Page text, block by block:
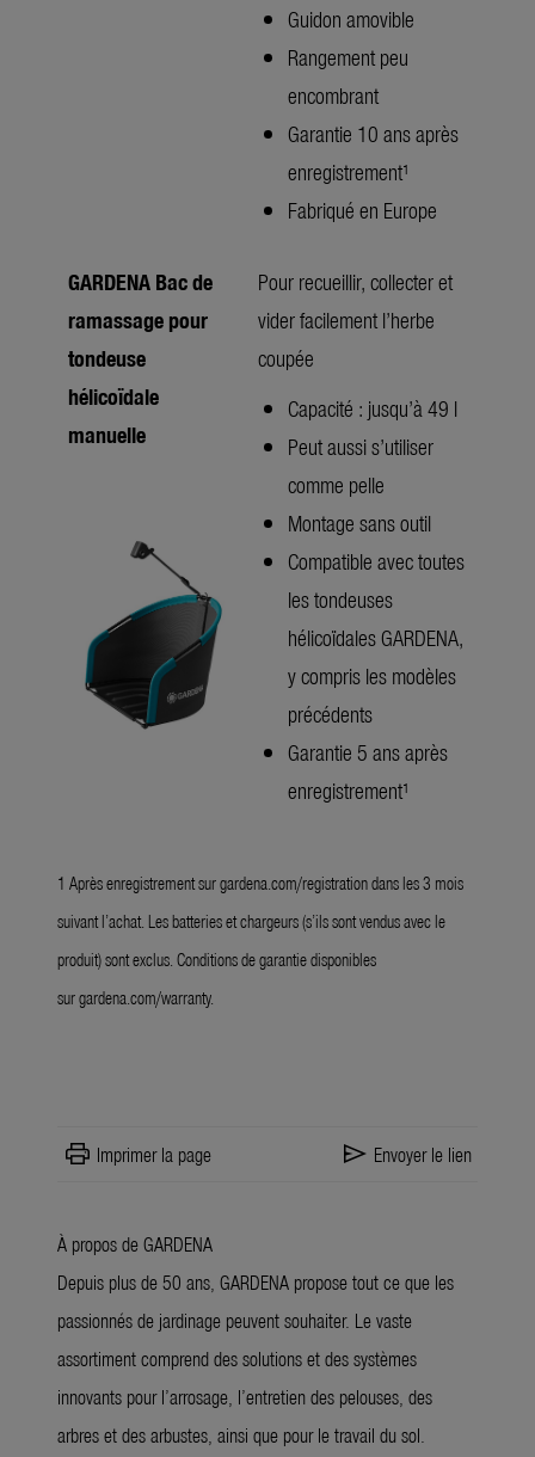
Guidon amovible
Rangement peu
encombrant
Garantie 10 ans après
enregistrement¹
Fabriqué en Europe
GARDENA Bac de
ramassage pour
tondeuse
hélicoïdale
manuelle
Pour recueillir, collecter et
vider facilement l’herbe
coupée
Capacité : jusqu’à 49 l
Peut aussi s’utiliser
comme pelle
Montage sans outil
Compatible avec toutes
les tondeuses
hélicoïdales GARDENA,
y compris les modèles
précédents
Garantie 5 ans après
enregistrement¹
1 Après enregistrement surgardena.com/registrationdans les 3 mois
suivant l’achat. Les batteries et chargeurs (s’ils sont vendus avec le
produit) sont exclus. Conditions de garantie disponibles
surgardena.com/warranty.
print Imprimer la page send Envoyer le lien
À propos de GARDENA
Depuis plus de 50 ans, GARDENA propose tout ce que les
passionnés de jardinage peuvent souhaiter. Le vaste
assortiment comprend des solutions et des systèmes
innovants pour l’arrosage, l’entretien des pelouses, des
arbres et des arbustes, ainsi que pour le travail du sol.